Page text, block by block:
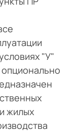
"У"
жилых